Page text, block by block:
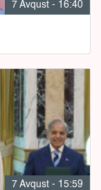
7 Avqust - 16:40
7 Avqust - 15:59